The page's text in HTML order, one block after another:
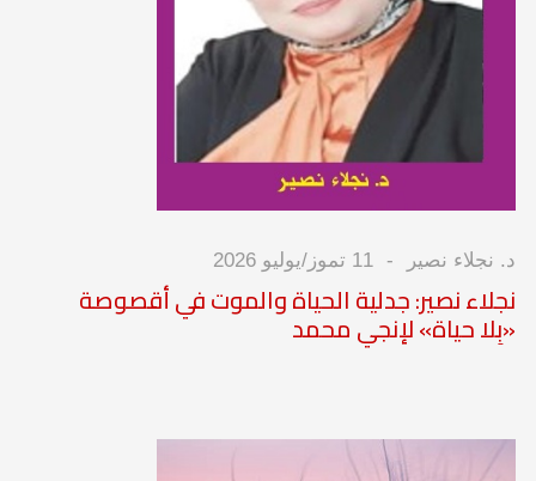
د. نجلاء نصير 11 تموز/يوليو 2026
نجلاء نصير: جدلية الحياة والموت في أقصوصة
«بِلا حياة» لإنجي محمد